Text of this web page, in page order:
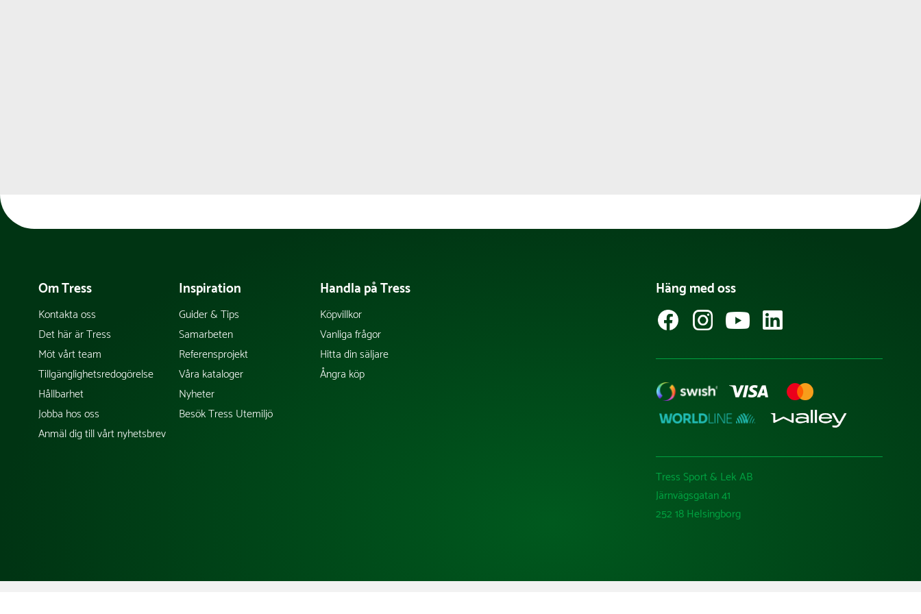
Om Tress
Kontakta oss
Det här är Tress
Möt vårt team
Tillgänglighetsredogörelse
Hållbarhet
Jobba hos oss
Anmäl dig till vårt nyhetsbrev
Inspiration
Guider & Tips
Samarbeten
Referensprojekt
Våra kataloger
Nyheter
Besök Tress Utemiljö
Handla på Tress
Köpvillkor
Vanliga frågor
Hitta din säljare
Ångra köp
Häng med oss
Tress Sport & Lek AB
Järnvägsgatan 41
252 18 Helsingborg